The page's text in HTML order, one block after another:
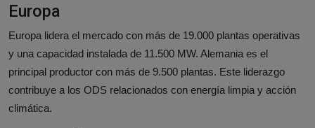
Europa
Europa lidera el mercado con más de 19.000 plantas operativas
y una capacidad instalada de 11.500 MW. Alemania es el
principal productor con más de 9.500 plantas. Este liderazgo
contribuye a los ODS relacionados con energía limpia y acción
climática.